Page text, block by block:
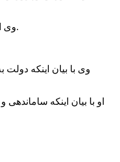
وی اضافه کرد: ما معتقدیم درصورت پایین آمدن تراکم کلاس ها، معلمان بهتر می توانند بحث ارزشیابی توصیفی را به صورت کامل اجرا و برای عملکرد دانش آموزان بازخورد ارائه کنند.
وی با بیان اینکه
او با بیان اینکه